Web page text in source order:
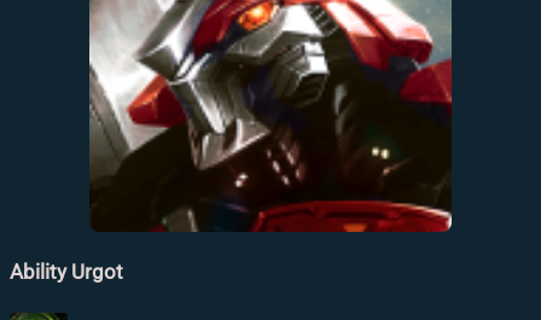
Ability Urgot